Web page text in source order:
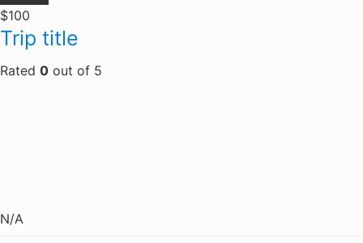
$100
Trip title
Rated 0 out of 5
N/A